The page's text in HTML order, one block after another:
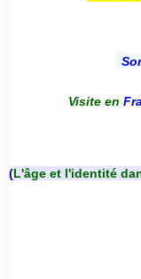
Visite en
(L'âge et l'identité